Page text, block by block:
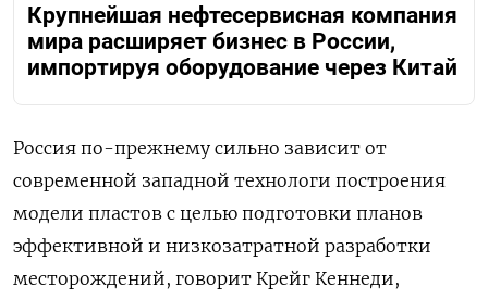
Крупнейшая нефтесервисная компания
мира расширяет бизнес в России,
импортируя оборудование через Китай
Россия по-прежнему сильно зависит от
современной западной технологи построения
модели пластов с целью подготовки планов
эффективной и низкозатратной разработки
месторождений, говорит Крейг Кеннеди,